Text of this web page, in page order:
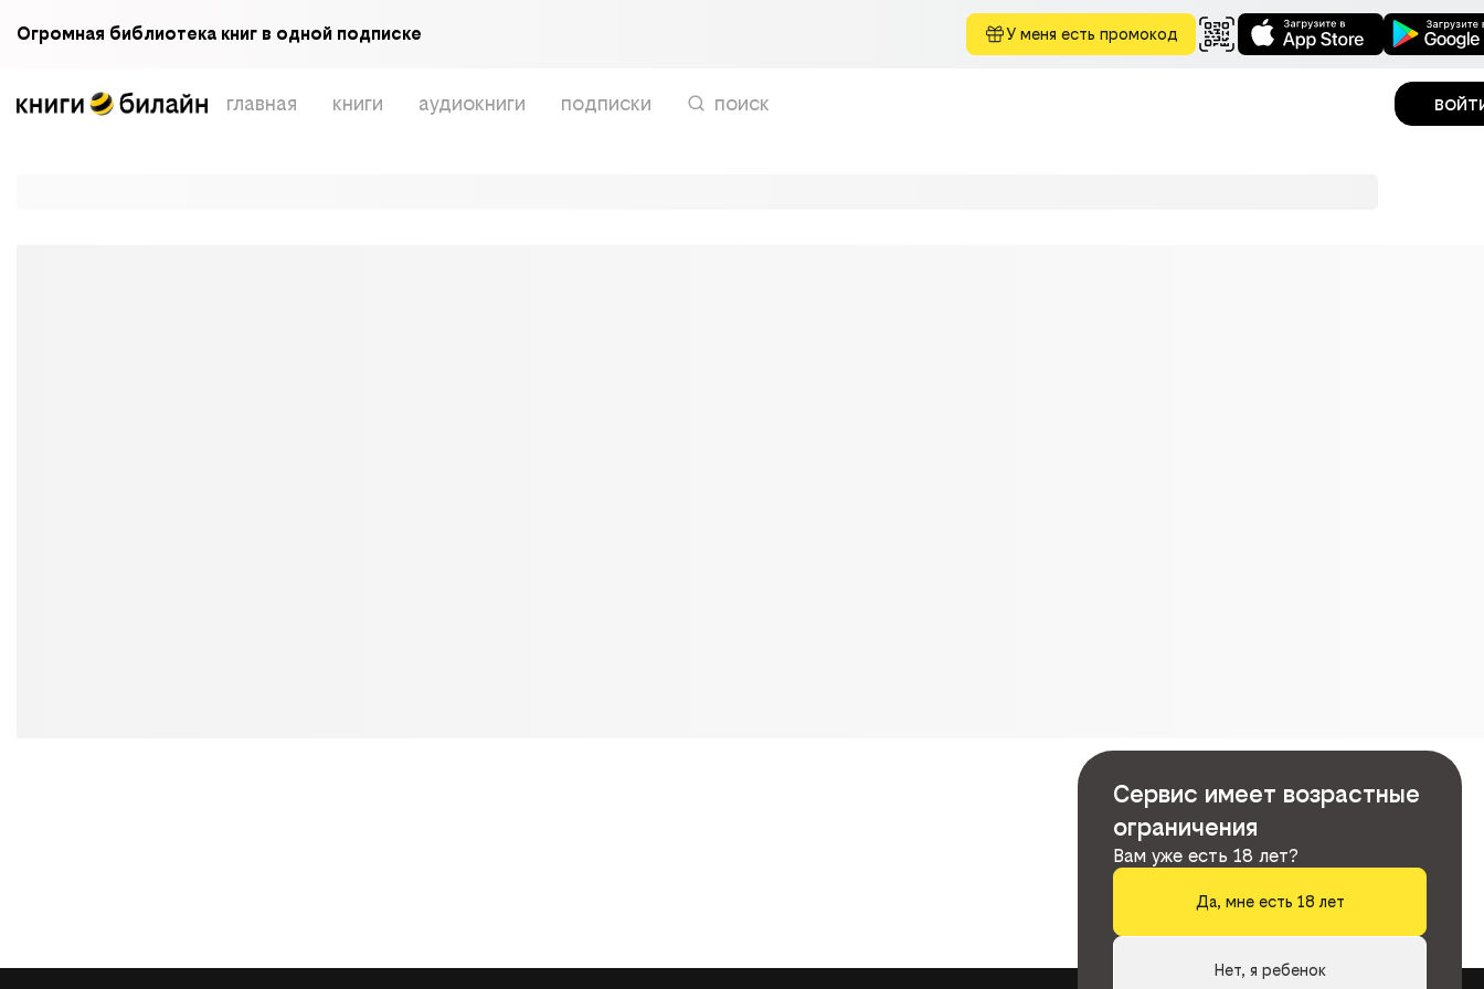
Огромная библиотека книг в одной подписке У меня есть промокод
главная книги аудиокниги подписки поиск
Сервис имеет возрастные
ограничения
Вам уже есть 18 лет?
Да, мне есть 18 лет
Нет, я ребенок